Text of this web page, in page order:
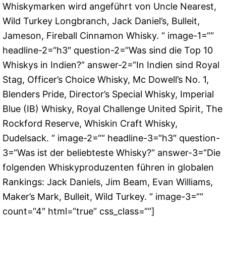
Whiskymarken wird angeführt von Uncle Nearest,
Wild Turkey Longbranch, Jack Daniel’s, Bulleit,
Jameson, Fireball Cinnamon Whisky. “ image-1=““
headline-2=“h3″ question-2=“Was sind die Top 10
Whiskys in Indien?“ answer-2=“In Indien sind Royal
Stag, Officer’s Choice Whisky, Mc Dowell’s No. 1,
Blenders Pride, Director’s Special Whisky, Imperial
Blue (IB) Whisky, Royal Challenge United Spirit, The
Rockford Reserve, Whiskin Craft Whisky,
Dudelsack. “ image-2=““ headline-3=“h3″ question-
3=“Was ist der beliebteste Whisky?“ answer-3=“Die
folgenden Whiskyproduzenten führen in globalen
Rankings: Jack Daniels, Jim Beam, Evan Williams,
Maker’s Mark, Bulleit, Wild Turkey. “ image-3=““
count=“4″ html=“true“ css_class=““]